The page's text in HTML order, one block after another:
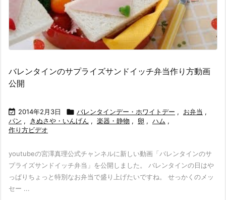
バレンタインのサプライズサンドイッチ弁当作り方動画
公開
 2014年2月3日  バレンタインデー・ホワイトデー , お弁当 ,
パン , きぬさや・いんげん , 楽器・静物 , 卵 , ハム ,
作り方ビデオ
youtubeの宮澤真理公式チャンネルに新しい動画「バレンタインのサ
プライズサンドイッチ弁当」を公開しました。 バレンタインの日はや
っぱりちょっと特別なお弁当で盛り上げたいですね。 せっかくのメッ
セー ...